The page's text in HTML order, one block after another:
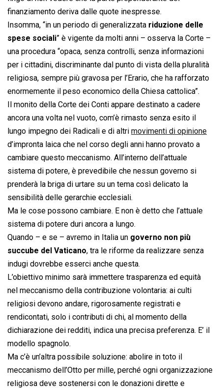
finanziamento deriva dalle quote inespresse.
Insomma, “in un periodo di generalizzata riduzione delle
spese sociali” è vigente da molti anni – osserva la Corte –
una procedura “opaca, senza controlli, senza informazioni
per i cittadini, discriminante dal punto di vista della pluralità
religiosa, sempre più gravosa per l’Erario, che ha rafforzato
enormemente il peso economico della Chiesa cattolica”.
Il monito della Corte dei Conti appare destinato a cadere
ancora una volta nel vuoto, com’è rimasto senza esito il
lungo impegno dei Radicali e di altri movimenti di opinione
d’impronta laica che nel corso degli anni hanno provato a
cambiare questo meccanismo. All’interno dell’attuale
sistema di potere, è prevedibile che nessun governo si
prenderà la briga di urtare su un tema così delicato la
sensibilità delle gerarchie ecclesiali.
Ma le cose possono cambiare. E non è detto che l’attuale
sistema di potere duri ancora a lungo.
Quando – e se – avremo in Italia un governo non più
succube del Vaticano, tra le riforme da realizzare senza
indugi dovrebbe esserci anche questa.
L’obiettivo minimo sarà immettere trasparenza ed equità
nel meccanismo della contribuzione volontaria: ai culti
religiosi devono andare, rigorosamente registrati e
rendicontati, solo i contributi di chi, al momento della
dichiarazione dei redditi, indica una precisa preferenza. E’ il
modello spagnolo.
Ma c’è un’altra possibile soluzione: abolire in toto il
meccanismo dell’Otto per mille, perché ogni organizzazione
religiosa deve sostenersi con le donazioni dirette e